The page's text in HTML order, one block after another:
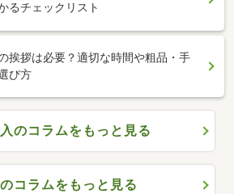
るチェックリスト
挨拶は必要？適切な時間や粗品・手
び方
のコラムをもっと見る
コラムをもっと見る